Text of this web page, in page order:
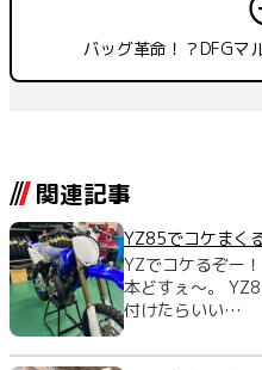
バッグ革命！？DFGマ
関連記事
YZ85でコケまく
YZでコケるぞー
本どすぇ～。
付けたらいい…